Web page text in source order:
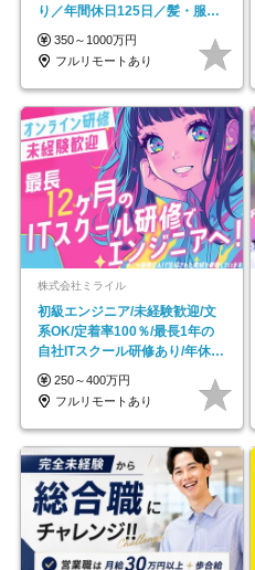
り／年間休日125日／髪・服・
ネイル自由／副業OK
350～1000万円
フルリモートあり
株式会社ミライル
初級エンジニア/未経験歓迎/文
系OK/定着率100％/最長1年の
自社ITスクール研修あり/年休
130日
250～400万円
フルリモートあり